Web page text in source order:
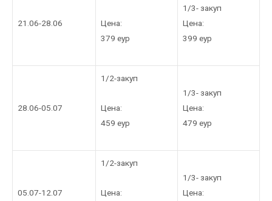
21.06-28.06
Цена:
379 еур
1/3- закуп
Цена:
399 еур
28.06-05.07
1/2-закуп
Цена:
459 еур
1/3- закуп
Цена:
479 еур
05.07-12.07
1/2-закуп
Цена:
1/3- закуп
Цена: